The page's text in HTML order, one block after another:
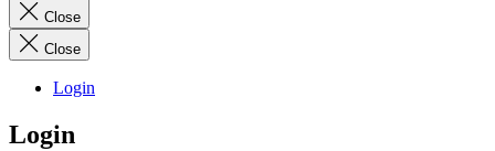
Close
Close
Login
Login